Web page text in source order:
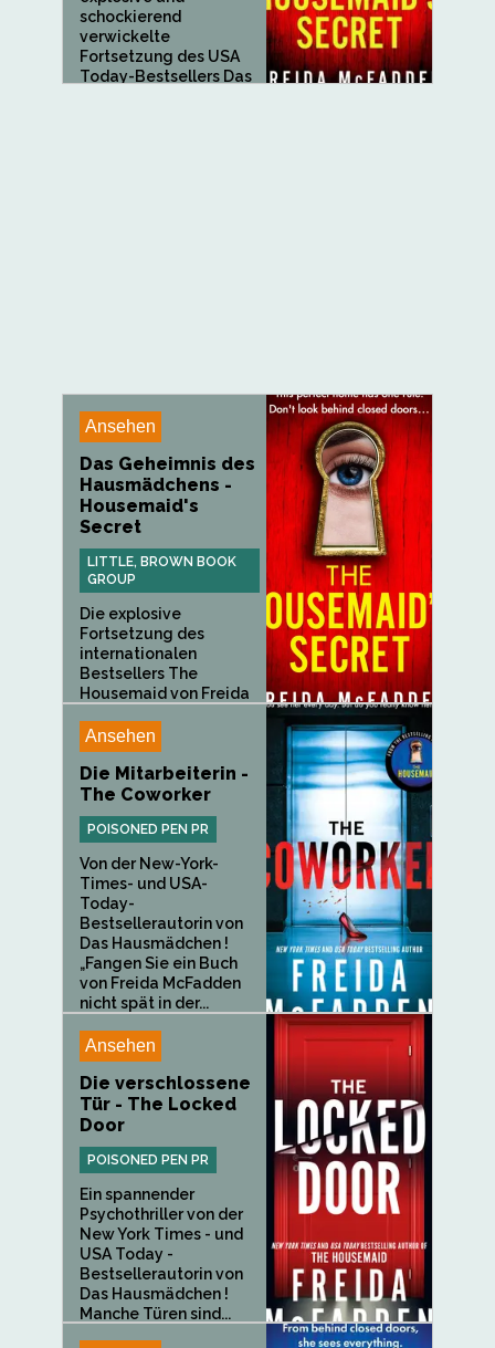
schockierend
verwickelte
Fortsetzung des USA
Today-Bestsellers Das
Ansehen
Das Geheimnis des
Hausmädchens -
Housemaid's
Secret
LITTLE, BROWN BOOK
GROUP
Die explosive
Fortsetzung des
internationalen
Bestsellers The
Housemaid von Freida
Ansehen
Die Mitarbeiterin -
The Coworker
POISONED PEN PR
Von der New-York-
Times- und USA-
Today-
Bestsellerautorin von
Das Hausmädchen !
„Fangen Sie ein Buch
von Freida McFadden
nicht spät in der...
Ansehen
Die verschlossene
Tür - The Locked
Door
POISONED PEN PR
Ein spannender
Psychothriller von der
New York Times - und
USA Today -
Bestsellerautorin von
Das Hausmädchen !
Manche Türen sind...